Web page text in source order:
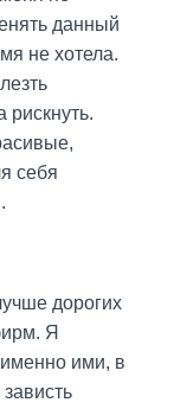
данный
не хотела.
себя
дорогих
Я
ими, в